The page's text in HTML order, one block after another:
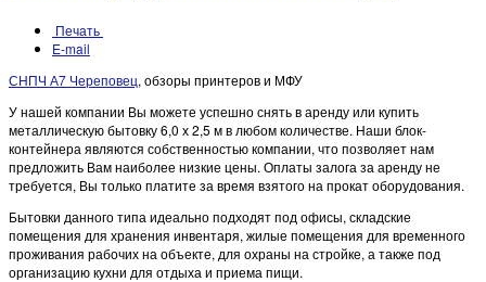
Печать
E-mail
СНПЧ А7 Череповец, обзоры принтеров и МФУ
У нашей компании Вы можете успешно снять в аренду или купить
металлическую бытовку 6,0 х 2,5 м в любом количестве. Наши блок-
контейнера являются собственностью компании, что позволяет нам
предложить Вам наиболее низкие цены. Оплаты залога за аренду не
требуется, Вы только платите за время взятого на прокат оборудования.
Бытовки данного типа идеально подходят под офисы, складские
помещения для хранения инвентаря, жилые помещения для временного
проживания рабочих на объекте, для охраны на стройке, а также под
организацию кухни для отдыха и приема пищи.